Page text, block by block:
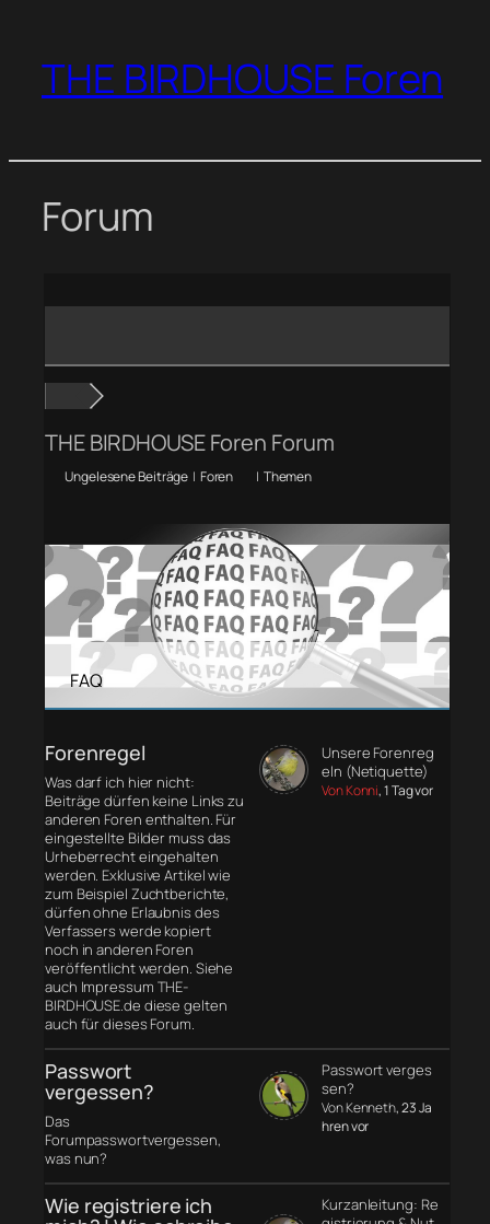
springen
THE BIRDHOUSE Foren
Forum
THE BIRDHOUSE Foren Forum
Ungelesene Beiträge | Foren | Themen
FAQ
Forenregel
Was darf ich hier nicht:
Beiträge dürfen keine Links zu
anderen Foren enthalten. Für
eingestellte Bilder muss das
Urheberrecht eingehalten
werden. Exklusive Artikel wie
zum Beispiel Zuchtberichte,
dürfen ohne Erlaubnis des
Verfassers werde kopiert
noch in anderen Foren
veröffentlicht werden. Siehe
auch Impressum THE-
BIRDHOUSE.de diese gelten
auch für dieses Forum.
Unsere Forenreg
eln (Netiquette)
Von Konni, 1 Tag vor
Passwort
vergessen?
Das
Forumpasswortvergessen,
was nun?
Passwort verges
sen?
Von Kenneth, 23 Ja
hren vor
Wie registriere ich
Kurzanleitung: Re